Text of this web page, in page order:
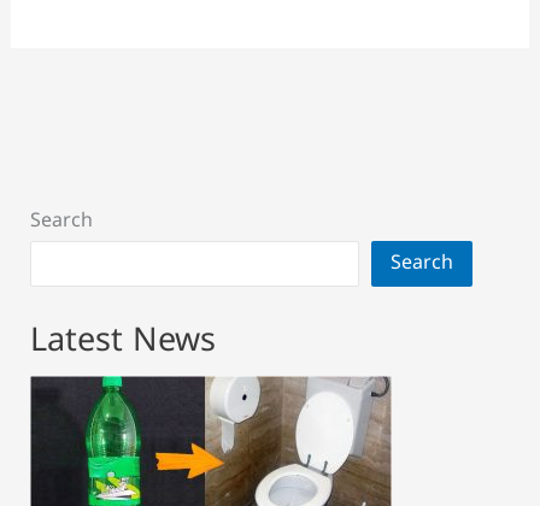
Search
Search
Latest News